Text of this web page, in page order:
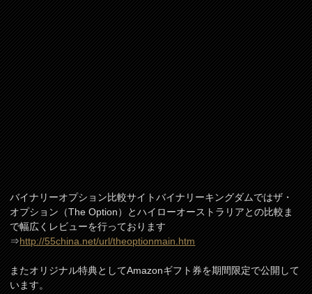
バイナリーオプション比較サイトバイナリーキングダムではザ・
オプション（The Option）とハイローオーストラリアとの比較ま
で幅広くレビューを行っております
⇒http://55china.net/url/theoptionmain.htm
またオリジナル特典としてAmazonギフト券を期間限定で公開して
います。